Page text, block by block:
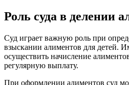
Роль суда в делении
Суд играет важную роль при
взыскании алиментов для детей.
осуществить начисление
регулярную выплату.
При оформлении алиментов суд